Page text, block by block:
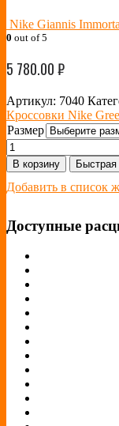
Nike Giannis
0 out of 5
5 780.00₽
Артикул: 7040
Кроссовки Nike
Размер
В корзину Быстрая
Добавить в список
Доступные